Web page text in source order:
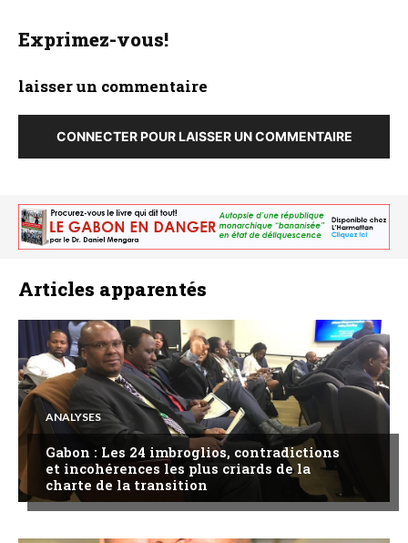
Exprimez-vous!
laisser un commentaire
CONNECTER POUR LAISSER UN COMMENTAIRE
Articles apparentés
ANALYSES
Gabon : Les 24 imbroglios, contradictions
et incohérences les plus criards de la
charte de la transition